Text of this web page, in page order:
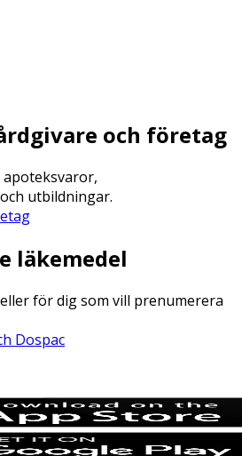
och företag
apoteksvaror,
utbildningar.
läkemedel
för dig som vill prenumerera
Dospac